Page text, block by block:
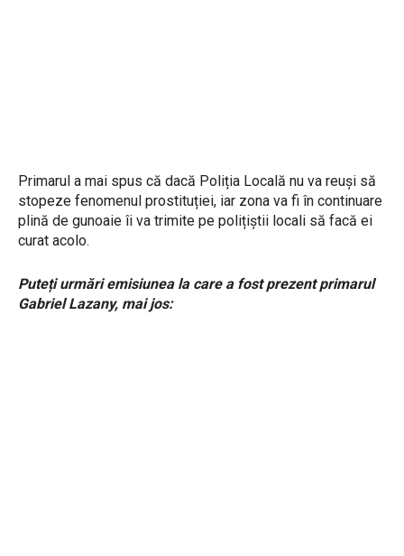
Primarul a mai spus că dacă Poliția Locală nu va reuși să
stopeze fenomenul prostituției, iar zona va fi în continuare
plină de gunoaie îi va trimite pe polițiștii locali să facă ei
curat acolo.
Puteți urmări emisiunea la care a fost prezent primarul
Gabriel Lazany, mai jos: